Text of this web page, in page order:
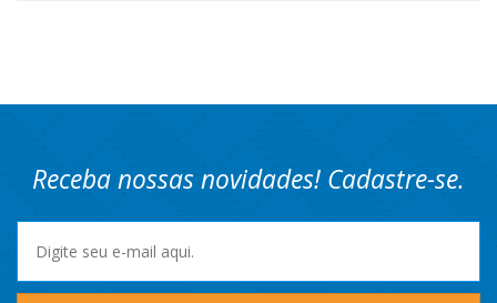
Receba nossas novidades! Cadastre-se.